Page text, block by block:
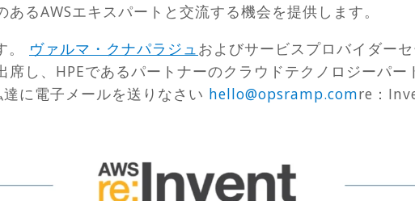
るAWSエキスパートと交流する機会を提供します。
。 ヴァルマ・クナパラジュ およびサービスプロバイダーセ
席し、HPEであるパー​​トナーのクラウドテクノロジーパー
に電子メールを送りなさい hello@opsramp.comre：